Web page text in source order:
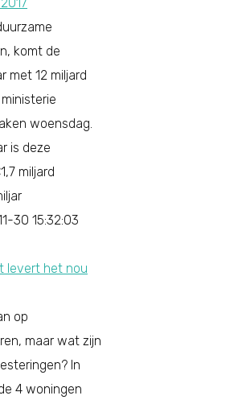
komt de
met 12 miljard
woensdag.
is deze
miljard
30 15:32:03
levert het nou
op
maar wat zijn
In
4 woningen